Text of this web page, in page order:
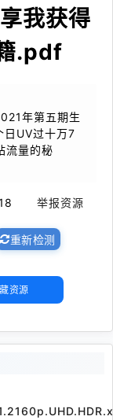
我获得
.pdf
年第五期生
UV过十万7
流量的秘
举报资源
重新检测
资源